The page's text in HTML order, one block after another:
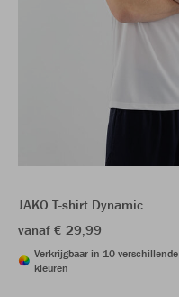
JAKO T-shirt Dynamic
vanaf € 29,99
Verkrijgbaar in 10 verschillende
kleuren